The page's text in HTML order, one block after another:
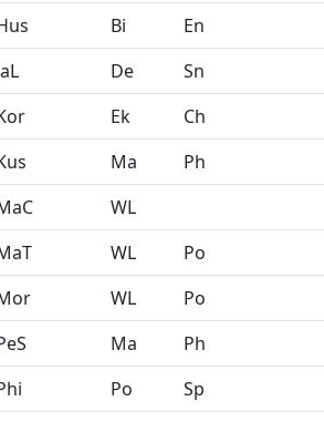
Bi En
De
Sn
Ek
Ch
Ma Ph
WL
WL
Po
WL
Po
Ma
Ph
Po
Sp